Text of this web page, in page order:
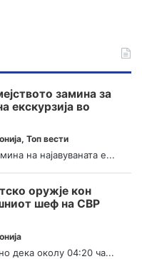
замина за
екскурзија во
, Топ вести
на најавуваната е...
оружје кон
шеф на СВР
дека околу 04:20 ча...